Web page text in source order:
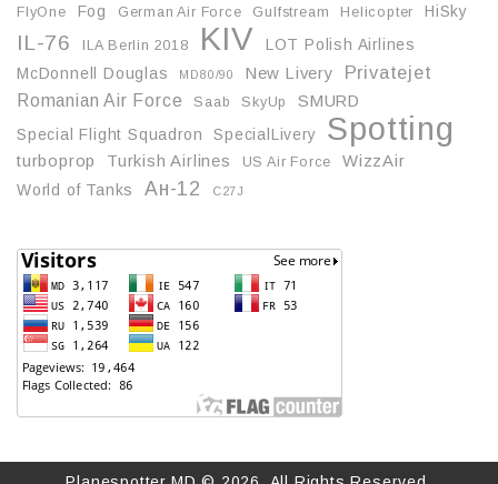
FlyOne Fog German Air Force Gulfstream Helicopter HiSky
IL-76 ILA Berlin 2018 KIV
LOT Polish Airlines
McDonnell Douglas
MD80/90 New Livery Privatejet
Romanian Air Force Saab SkyUp
SMURD
Special Flight Squadron
SpecialLivery Spotting
turboprop Turkish Airlines US Air Force
WizzAir
World of Tanks
Ан-12 С27J